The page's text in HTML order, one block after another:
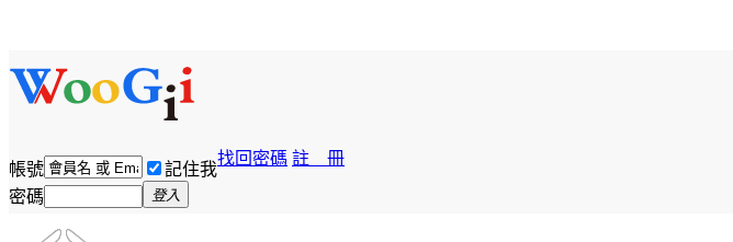
帳號 記住我
找回密碼 註 冊
密碼 登入